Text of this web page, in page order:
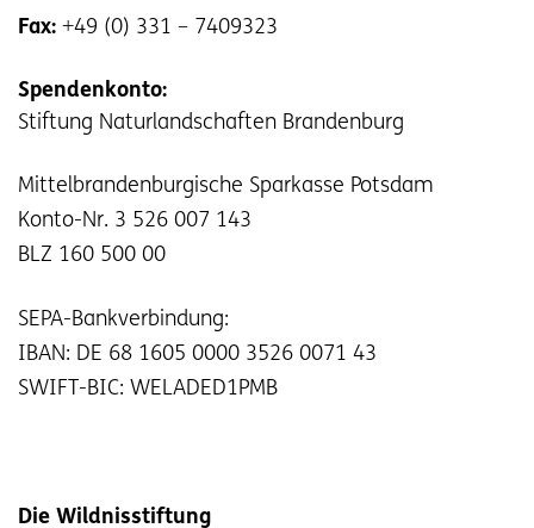
Fax: +49 (0) 331 – 7409323
Spendenkonto:
Stiftung Naturlandschaften Brandenburg
Mittelbrandenburgische Sparkasse Potsdam
Konto-Nr. 3 526 007 143
BLZ 160 500 00
SEPA-Bankverbindung:
IBAN: DE 68 1605 0000 3526 0071 43
SWIFT-BIC: WELADED1PMB
Die Wildnisstiftung